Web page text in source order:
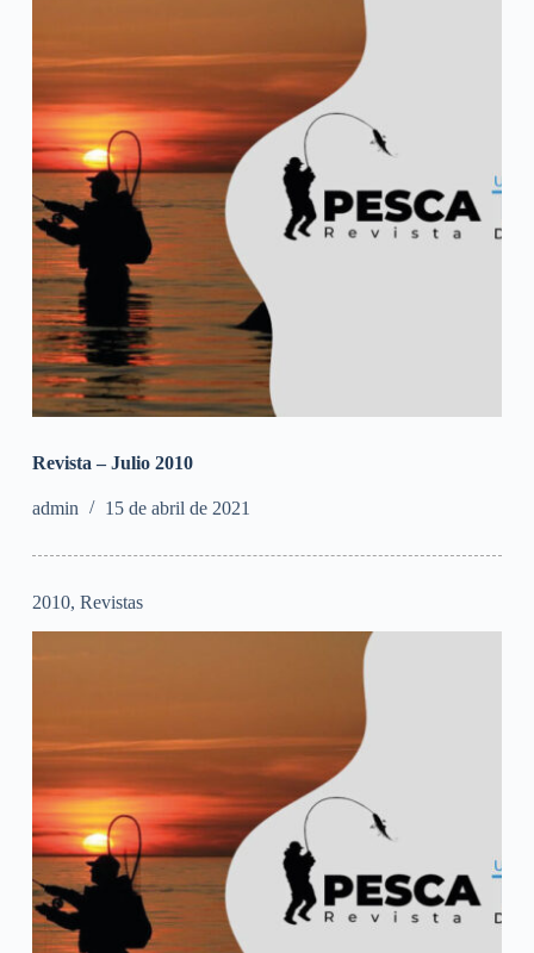
Revista – Julio 2010
admin 15 de abril de 2021
2010, Revistas